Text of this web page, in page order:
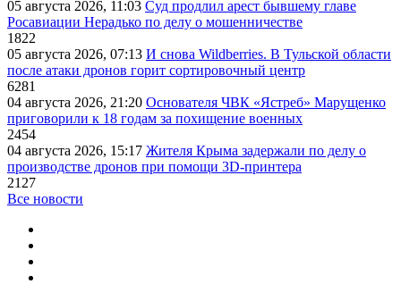
05 августа 2026, 11:03 Суд продлил арест бывшему главе
Росавиации Нерадько по делу о мошенничестве
1822
05 августа 2026, 07:13 И снова Wildberries. В Тульской области
после атаки дронов горит сортировочный центр
6281
04 августа 2026, 21:20 Основателя ЧВК «Ястреб» Марущенко
приговорили к 18 годам за похищение военных
2454
04 августа 2026, 15:17 Жителя Крыма задержали по делу о
производстве дронов при помощи 3D‑принтера
2127
Все новости